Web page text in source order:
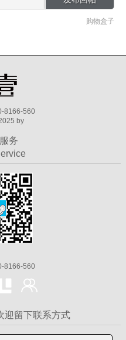
购物盒子
8166-560
by
务
8166-560
迎留下联系方式